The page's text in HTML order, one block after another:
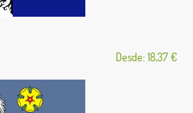
Desde: 18,37 €